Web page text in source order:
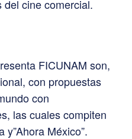
cine comercial.
FICUNAM son,
con propuestas
con
las cuales compiten
México”.